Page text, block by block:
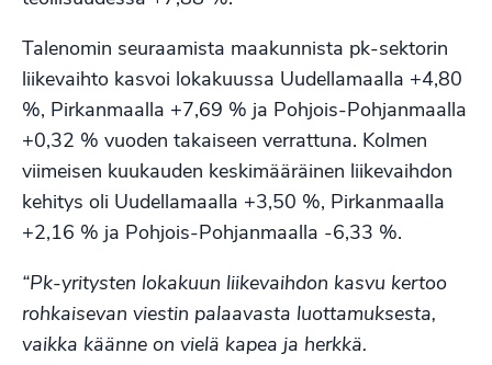
Talenomin seuraamista maakunnista pk-sektorin
liikevaihto kasvoi lokakuussa Uudellamaalla +4,80
%, Pirkanmaalla +7,69 % ja Pohjois-Pohjanmaalla
+0,32 % vuoden takaiseen verrattuna. Kolmen
viimeisen kuukauden keskimääräinen liikevaihdon
kehitys oli Uudellamaalla +3,50 %, Pirkanmaalla
+2,16 % ja Pohjois-Pohjanmaalla -6,33 %.
“Pk-yritysten lokakuun liikevaihdon kasvu kertoo
rohkaisevan viestin palaavasta luottamuksesta,
vaikka käänne on vielä kapea ja herkkä.